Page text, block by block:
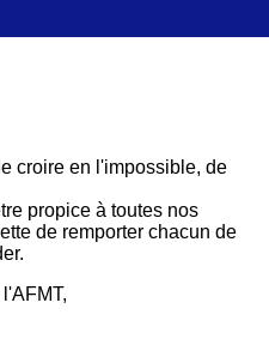
croire en l'impossible, de
propice à toutes nos
de remporter chacun de